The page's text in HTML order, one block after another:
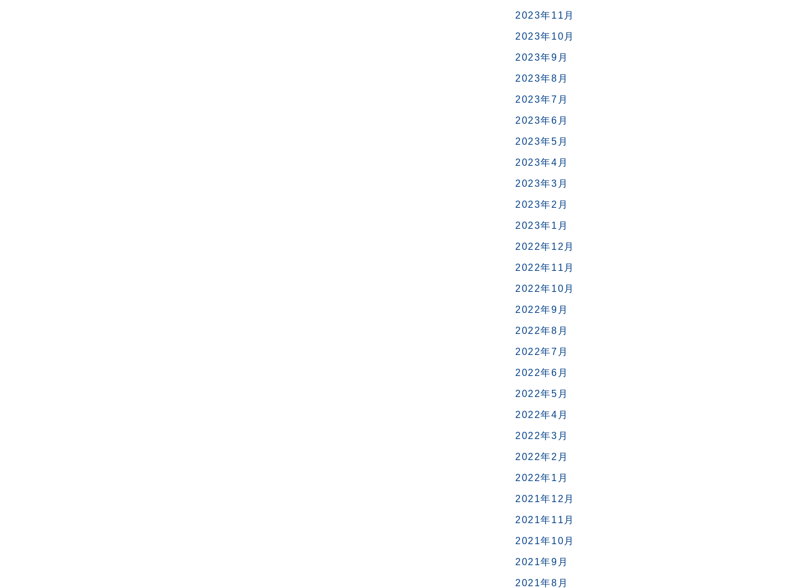
2023年11月
2023年10月
2023年9月
2023年8月
2023年7月
2023年6月
2023年5月
2023年4月
2023年3月
2023年2月
2023年1月
2022年12月
2022年11月
2022年10月
2022年9月
2022年8月
2022年7月
2022年6月
2022年5月
2022年4月
2022年3月
2022年2月
2022年1月
2021年12月
2021年11月
2021年10月
2021年9月
2021年8月